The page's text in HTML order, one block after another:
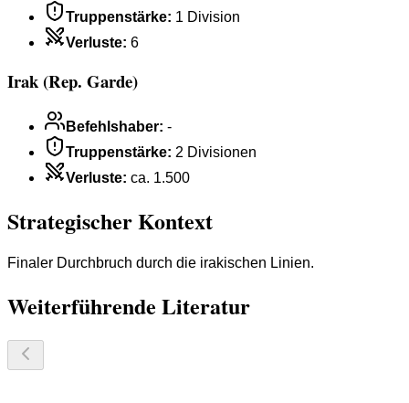
Truppenstärke: 1 Division
Verluste: 6
Irak (Rep. Garde)
Befehlshaber: -
Truppenstärke: 2 Divisionen
Verluste: ca. 1.500
Strategischer Kontext
Finaler Durchbruch durch die irakischen Linien.
Weiterführende Literatur